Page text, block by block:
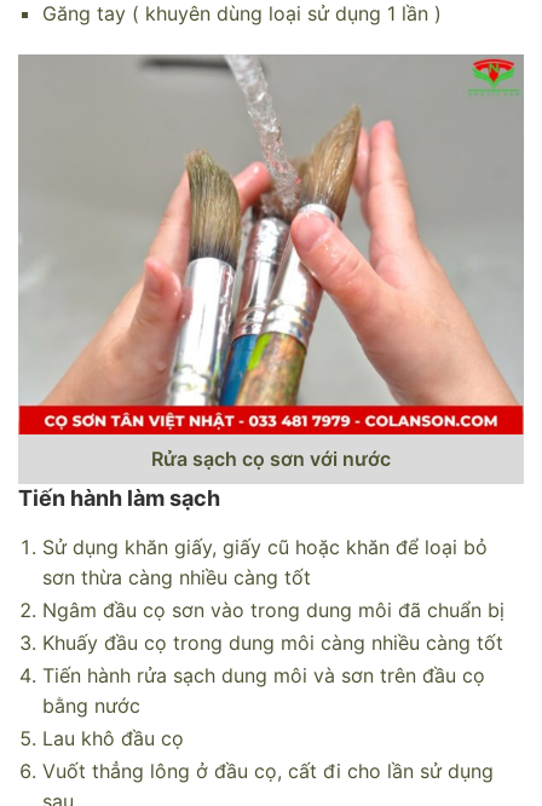
Găng tay ( khuyên dùng loại sử dụng 1 lần )
Rửa sạch cọ sơn với nước
Tiến hành làm sạch
Sử dụng khăn giấy, giấy cũ hoặc khăn để loại bỏ
sơn thừa càng nhiều càng tốt
Ngâm đầu cọ sơn vào trong dung môi đã chuẩn bị
Khuấy đầu cọ trong dung môi càng nhiều càng tốt
Tiến hành rửa sạch dung môi và sơn trên đầu cọ
bằng nước
Lau khô đầu cọ
Vuốt thẳng lông ở đầu cọ, cất đi cho lần sử dụng
sau